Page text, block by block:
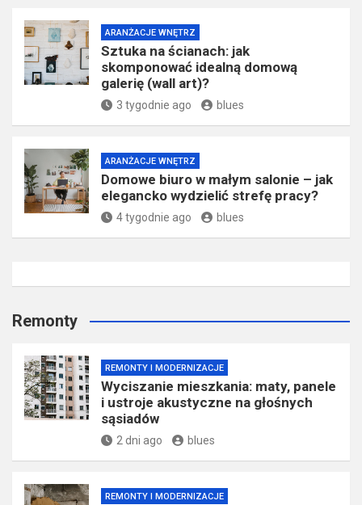
ARANŻACJE WNĘTRZ
Sztuka na ścianach: jak
skomponować idealną domową
galerię (wall art)?
3 tygodnie ago blues
ARANŻACJE WNĘTRZ
Domowe biuro w małym salonie – jak
elegancko wydzielić strefę pracy?
4 tygodnie ago blues
Remonty
REMONTY I MODERNIZACJE
Wyciszanie mieszkania: maty, panele
i ustroje akustyczne na głośnych
sąsiadów
2 dni ago blues
REMONTY I MODERNIZACJE